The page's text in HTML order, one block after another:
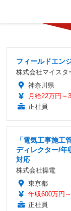
フィールドエン
株式会社マイスタ
神奈川県
月給22万円～
正社員
「電気工事施工
ディレクター/年
対応
株式会社操電
東京都
年収600万円
正社員